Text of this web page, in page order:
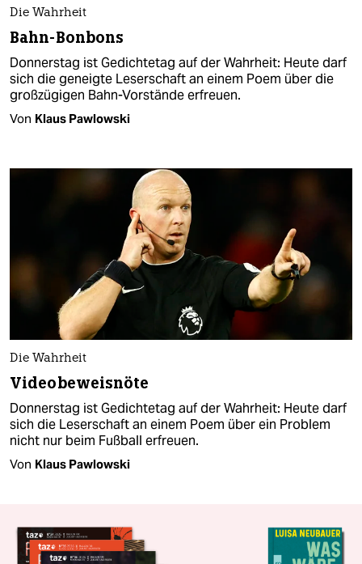
Die Wahrheit
Bahn-Bonbons
Donnerstag ist Gedichtetag auf der Wahrheit: Heute darf
sich die geneigte Leserschaft an einem Poem über die
großzügigen Bahn-Vorstände erfreuen.
Von Klaus Pawlowski
Die Wahrheit
Videobeweisnöte
Donnerstag ist Gedichtetag auf der Wahrheit: Heute darf
sich die Leserschaft an einem Poem über ein Problem
nicht nur beim Fußball erfreuen.
Von Klaus Pawlowski